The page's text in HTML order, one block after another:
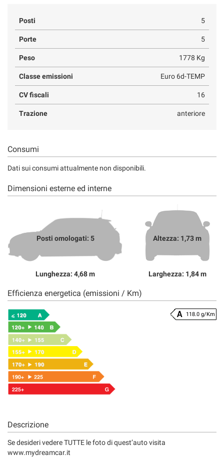
Posti 5
Porte 5
Peso 1778 Kg
Classe emissioni Euro 6d-TEMP
CV fiscali 16
Trazione anteriore
Consumi
Dati sui consumi attualmente non disponibili.
Dimensioni esterne ed interne
Posti omologati: 5
Lunghezza: 4,68 m
Altezza: 1,73 m
Larghezza: 1,84 m
Efficienza energetica (emissioni / Km)
118.0 g/Km
Descrizione
Se desideri vedere TUTTE le foto di quest’auto visita
www.mydreamcar.it